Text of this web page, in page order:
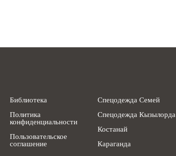
Библиотека
Политика
конфиденциальности
Пользовательское
соглашение
Спецодежда Семей
Спецодежда Кызылорда
Костанай
Караганда